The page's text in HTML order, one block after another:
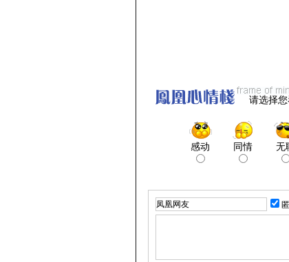
请选择
感动 同情 无